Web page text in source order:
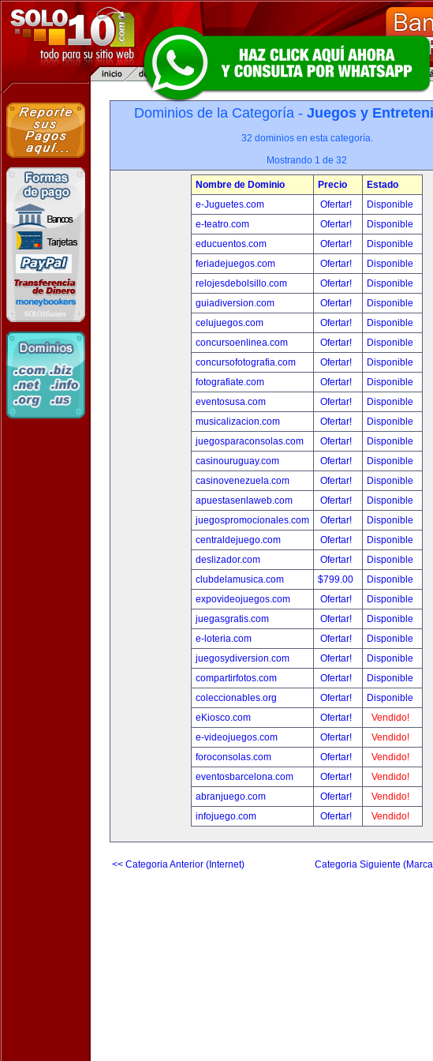
Dominios de la Categoría - Juegos y
32 dominios en esta categoría.
Mostrando 1 de 32
Nombre de Dominio Precio
Estado
e-Juguetes.com
Ofertar!
Disponible
e-teatro.com
Ofertar!
Disponible
educuentos.com
Ofertar!
Disponible
feriadejuegos.com
Ofertar!
Disponible
relojesdebolsillo.com
Ofertar!
Disponible
guiadiversion.com
Ofertar!
Disponible
celujuegos.com
Ofertar!
Disponible
concursoenlinea.com
Ofertar!
Disponible
concursofotografia.com
Ofertar!
Disponible
fotografiate.com
Ofertar!
Disponible
eventosusa.com
Ofertar!
Disponible
musicalizacion.com
Ofertar!
Disponible
juegosparaconsolas.com
Ofertar!
Disponible
casinouruguay.com
Ofertar!
Disponible
casinovenezuela.com
Ofertar!
Disponible
apuestasenlaweb.com
Ofertar!
Disponible
juegospromocionales.com
Ofertar!
Disponible
centraldejuego.com
Ofertar!
Disponible
deslizador.com
Ofertar!
Disponible
clubdelamusica.com
$799.00
Disponible
expovideojuegos.com
Ofertar!
Disponible
juegasgratis.com
Ofertar!
Disponible
e-loteria.com
Ofertar!
Disponible
juegosydiversion.com
Ofertar!
Disponible
compartirfotos.com
Ofertar!
Disponible
coleccionables.org
Ofertar!
Disponible
eKiosco.com
Ofertar!
Vendido!
e-videojuegos.com
Ofertar!
Vendido!
foroconsolas.com
Ofertar!
Vendido!
eventosbarcelona.com
Ofertar!
Vendido!
abranjuego.com
Ofertar!
Vendido!
infojuego.com
Ofertar! Vendido!
<< Categoria Anterior (Internet) Categoria Siguiente